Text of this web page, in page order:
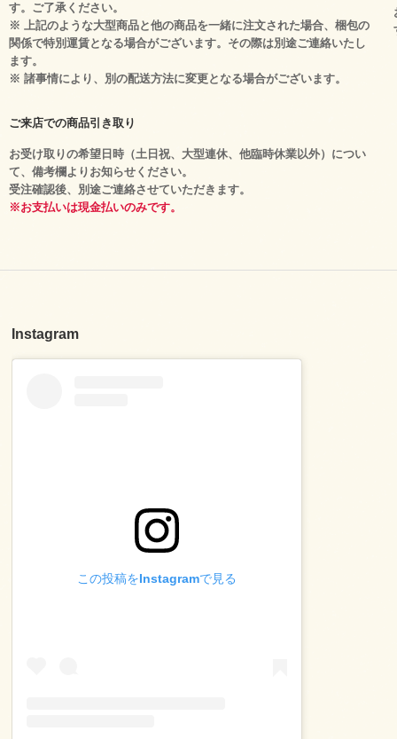
す。ご了承ください。
※ 上記のような大型商品と他の商品を一緒に注文された場合、梱包の
関係で特別運賃となる場合がございます。その際は別途ご連絡いたし
ます。
※ 諸事情により、別の配送方法に変更となる場合がございます。
ご来店での商品引き取り
お受け取りの希望日時（土日祝、大型連休、他臨時休業以外）につい
て、備考欄よりお知らせください。
受注確認後、別途ご連絡させていただきます。
※お支払いは現金払いのみです。
Instagram
この投稿をInstagramで見る